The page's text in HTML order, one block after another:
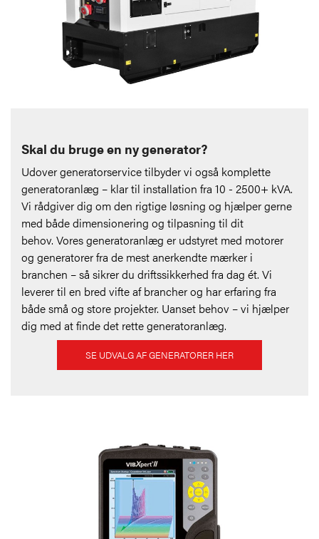
Skal du bruge en ny generator?
Udover generatorservice tilbyder vi også komplette
generatoranlæg – klar til installation fra 10 - 2500+ kVA.
Vi rådgiver dig om den rigtige løsning og hjælper gerne
med både dimensionering og tilpasning til dit
behov. Vores generatoranlæg er udstyret med motorer
og generatorer fra de mest anerkendte mærker i
branchen – så sikrer du driftssikkerhed fra dag ét. Vi
leverer til en bred vifte af brancher og har erfaring fra
både små og store projekter. Uanset behov – vi hjælper
dig med at finde det rette generatoranlæg.
SE UDVALG AF GENERATORER HER